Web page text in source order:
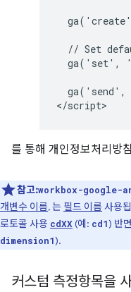
// Set
ga('set',
ga('send',
를 통해 개인정보처리방
참고:workbox-google-
개변수 이름, 는 필드 이름 사용
로토콜 사용 cdXX(예: cd1) 반
dimension1).
커스텀 측정항목을